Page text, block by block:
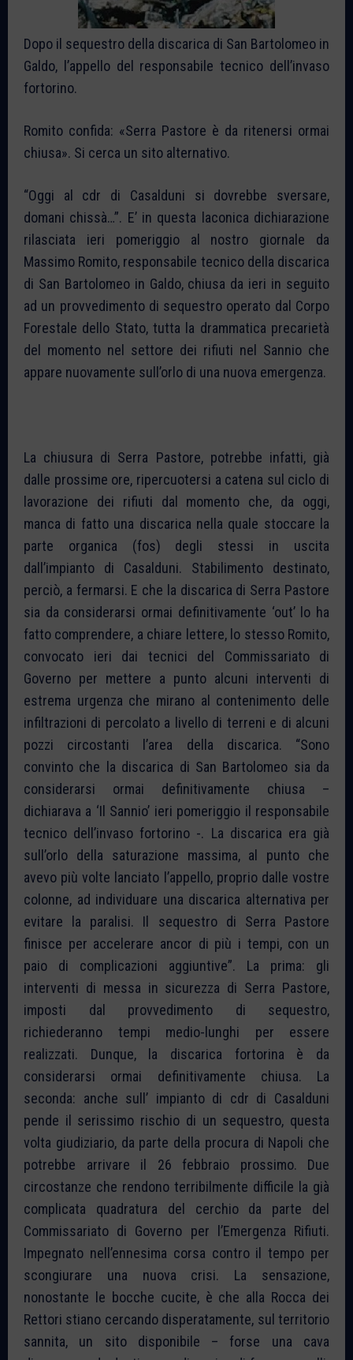
Dopo il sequestro della discarica di San Bartolomeo in
Galdo, l’appello del responsabile tecnico dell’invaso
fortorino.
Romito confida: «Serra Pastore è da ritenersi ormai
chiusa». Si cerca un sito alternativo.
“Oggi al cdr di Casalduni si dovrebbe sversare,
domani chissà…”. E’ in questa laconica dichiarazione
rilasciata ieri pomeriggio al nostro giornale da
Massimo Romito, responsabile tecnico della discarica
di San Bartolomeo in Galdo, chiusa da ieri in seguito
ad un provvedimento di sequestro operato dal Corpo
Forestale dello Stato, tutta la drammatica precarietà
del momento nel settore dei rifiuti nel Sannio che
appare nuovamente sull’orlo di una nuova emergenza.
La chiusura di Serra Pastore, potrebbe infatti, già
dalle prossime ore, ripercuotersi a catena sul ciclo di
lavorazione dei rifiuti dal momento che, da oggi,
manca di fatto una discarica nella quale stoccare la
parte organica (fos) degli stessi in uscita
dall’impianto di Casalduni. Stabilimento destinato,
perciò, a fermarsi. E che la discarica di Serra Pastore
sia da considerarsi ormai definitivamente ‘out’ lo ha
fatto comprendere, a chiare lettere, lo stesso Romito,
convocato ieri dai tecnici del Commissariato di
Governo per mettere a punto alcuni interventi di
estrema urgenza che mirano al contenimento delle
infiltrazioni di percolato a livello di terreni e di alcuni
pozzi circostanti l’area della discarica. “Sono
convinto che la discarica di San Bartolomeo sia da
considerarsi ormai definitivamente chiusa –
dichiarava a ‘Il Sannio’ ieri pomeriggio il responsabile
tecnico dell’invaso fortorino -. La discarica era già
sull’orlo della saturazione massima, al punto che
avevo più volte lanciato l’appello, proprio dalle vostre
colonne, ad individuare una discarica alternativa per
evitare la paralisi. Il sequestro di Serra Pastore
finisce per accelerare ancor di più i tempi, con un
paio di complicazioni aggiuntive”. La prima: gli
interventi di messa in sicurezza di Serra Pastore,
imposti dal provvedimento di sequestro,
richiederanno tempi medio-lunghi per essere
realizzati. Dunque, la discarica fortorina è da
considerarsi ormai definitivamente chiusa. La
seconda: anche sull’ impianto di cdr di Casalduni
pende il serissimo rischio di un sequestro, questa
volta giudiziario, da parte della procura di Napoli che
potrebbe arrivare il 26 febbraio prossimo. Due
circostanze che rendono terribilmente difficile la già
complicata quadratura del cerchio da parte del
Commissariato di Governo per l’Emergenza Rifiuti.
Impegnato nell’ennesima corsa contro il tempo per
scongiurare una nuova crisi. La sensazione,
nonostante le bocche cucite, è che alla Rocca dei
Rettori stiano cercando disperatamente, sul territorio
sannita, un sito disponibile – forse una cava